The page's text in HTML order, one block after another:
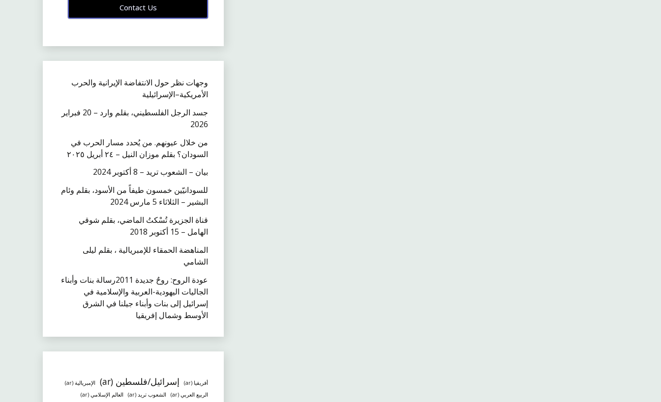
Contact Us
وجهات نظر حول الانتفاضة الإيرانية والحرب
الأمريكية–الإسرائيلية
جسد الرجل الفلسطيني، بقلم وارد – 20 فبراير
2026
من خلال عيونهم. من يُحدد مسار الحرب في
السودان؟ بقلم موزان النيل – ٢٤ أبريل ٢٠٢٥
بيان – الشعوب تريد – 8 أكتوبر 2024
للسودانيّين خمسون طيفاً من الأسود، بقلم وئام
البشير – الثلاثاء 5 مارس 2024
قناة الجزيرة تُسْكتُ الماضي، بقلم شوقي
الهامل – 15 أكتوبر 2018
المناهضة الحمقاء للإمبريالية ، بقلم ليلى
الشامي
عودة الروح: روحٌ جديدة 2011رسالة بنات وأبناء
الجاليات اليهودية-العربية والإسلامية في
إسرائيل إلى بنات وأبناء جيلنا في الشرق
الأوسط وشمال إفريقيا
أفريقيا (ar) إسرائيل/فلسطين (ar)
الإمبريالية (ar)
الربيع العربي (ar)
الشعوب تريد (ar)
العالم الإسلامي (ar)